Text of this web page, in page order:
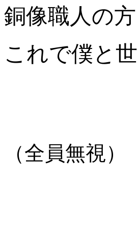
銅像職人の方
これで僕と
（全員無視）